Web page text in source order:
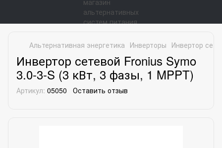
Альтернативная энергетика Инверторы Инвертор
Инвертор сетевой Fronius Symo
3.0-3-S (3 кВт, 3 фазы, 1 MPPT)
Артикул: 05050 Оставить отзыв